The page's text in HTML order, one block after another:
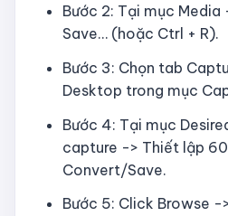
Bước 2: Tại mục
Save… (hoặc Ctrl + R).
Bước 3: Chọn tab
Desktop trong mục
Bước 4: Tại mục
capture -> Thiết lập
Convert/Save.
Bước 5: Click Browse -